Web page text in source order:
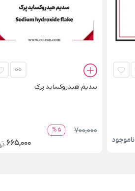
ناموجود
سدیم هیدروکساید پرک
5 %
700,000
665,000